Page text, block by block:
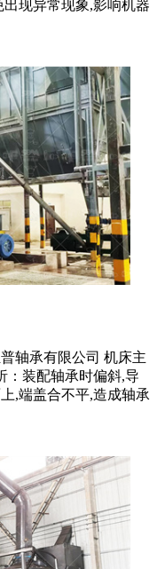
现异常现象,影响机器
轴承有限公司 机床主
：装配轴承时偏斜,导
,端盖合不平,造成轴承